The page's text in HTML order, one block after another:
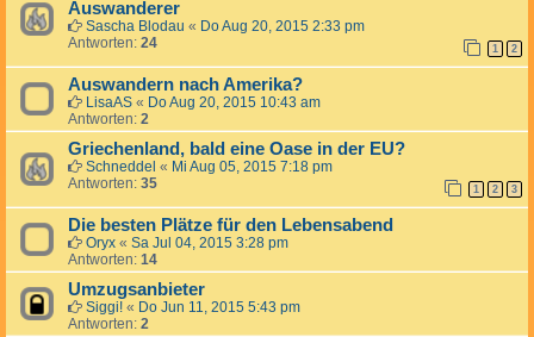
Auswanderer
Sascha Blodau « Do Aug 20, 2015 2:33 pm
Antworten: 24 1 2
Auswandern nach Amerika?
LisaAS « Do Aug 20, 2015 10:43 am
Antworten: 2
Griechenland, bald eine Oase in der EU?
Schneddel « Mi Aug 05, 2015 7:18 pm
Antworten: 35 1 2 3
Die besten Plätze für den Lebensabend
Oryx « Sa Jul 04, 2015 3:28 pm
Antworten: 14
Umzugsanbieter
Siggi! « Do Jun 11, 2015 5:43 pm
Antworten: 2